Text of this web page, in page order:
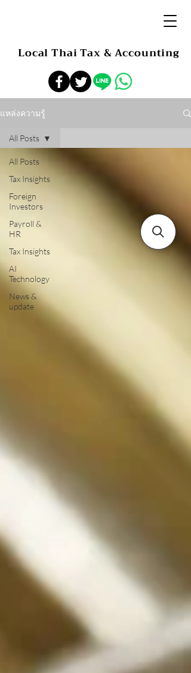
Local Thai Tax & Accounting
แหล่งความรู้
All Posts
Tax Insights
Foreign
Investors
Payroll &
HR
Tax Insights
AI
Technology
News &
update
All Posts